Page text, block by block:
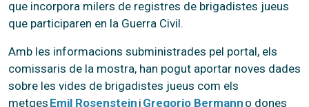
que incorpora milers de registres de brigadistes jueus
que participaren en la Guerra Civil.
Amb les informacions subministrades pel portal, els
comissaris de la mostra, han pogut aportar noves dades
sobre les vides de brigadistes jueus com els
metges Emil Rosenstein i Gregorio Bermann o dones